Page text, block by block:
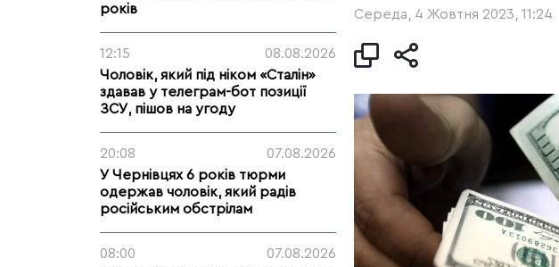
років
12:15
08.08.2026
Чоловік, який під ніком «Сталін»
здавав у телеграм-бот позиції
ЗСУ, пішов на угоду
20:08
07.08.2026
У Чернівцях 6 років тюрми
одержав чоловік, який радів
російським обстрілам
08:00
07.08.2026
Середа, 4 Жовтня 2023, 11:24